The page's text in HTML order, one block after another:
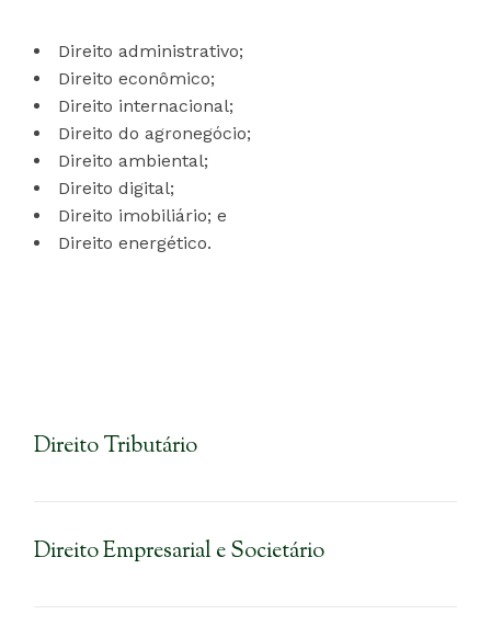
Direito administrativo;
Direito econômico;
Direito internacional;
Direito do agronegócio;
Direito ambiental;
Direito digital;
Direito imobiliário; e
Direito energético.
Direito Tributário
Direito Empresarial e Societário